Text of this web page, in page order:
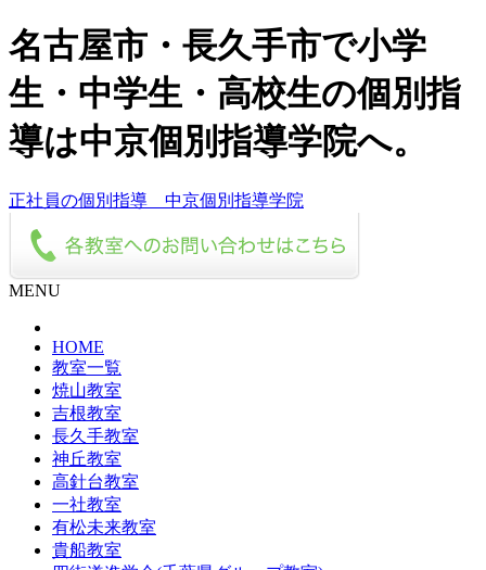
名古屋市・長久手市で小学
生・中学生・高校生の個別指
導は中京個別指導学院へ。
正社員の個別指導 中京個別指導学院
MENU
HOME
教室一覧
焼山教室
吉根教室
長久手教室
神丘教室
高針台教室
一社教室
有松未来教室
貴船教室